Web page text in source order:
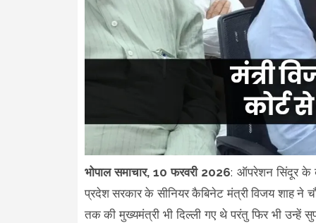
भोपाल समाचार, 10 फरवरी 2026: ऑपरेशन सिंदूर के
प्रदेश सरकार के सीनियर कैबिनेट मंत्री विजय शाह ने
तक की मुख्यमंत्री भी दिल्ली गए थे परंतु फिर भी उन्हें